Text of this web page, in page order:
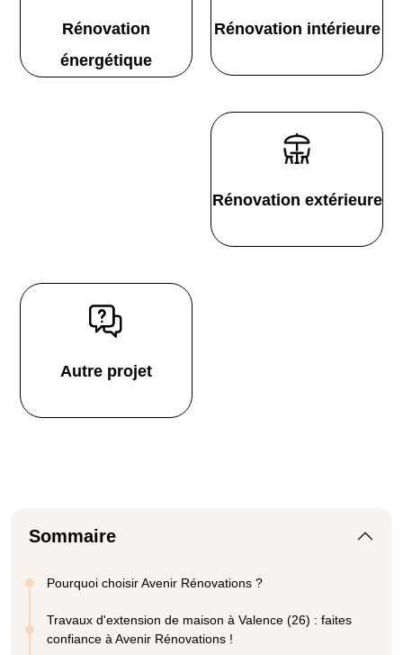
Rénovation
énergétique
Rénovation intérieure
Rénovation extérieure
Autre projet
Sommaire
Pourquoi choisir Avenir Rénovations ?
Travaux d'extension de maison à Valence (26) : faites
confiance à Avenir Rénovations !